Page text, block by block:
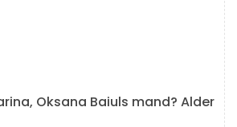
Oksana Baiuls mand? Alder